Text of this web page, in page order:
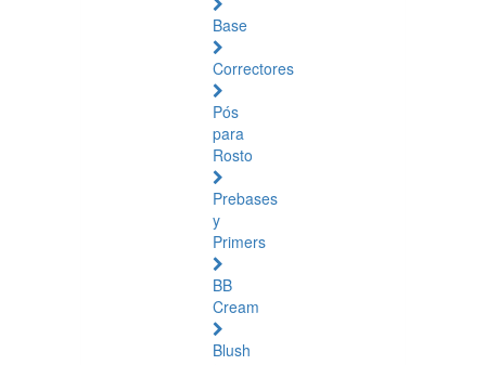
Base
Correctores
Pós
para
Rosto
Prebases
y
Primers
BB
Cream
Blush